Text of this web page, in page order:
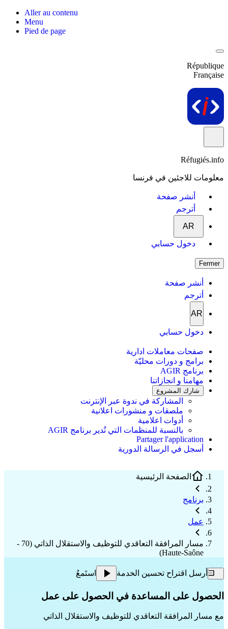
Aller au contenu
Menu
Pied de page
République
Française
Réfugiés.info
معلومات للاجئين في فرنسا
أنشر صفحة
أترجم
AR
دخول حسابي
Fermer
أنشر صفحة
أترجم
AR
دخول حسابي
صفحات معاملات ادارية
برامج و دورات محليّة
برنامج AGIR
مهامنا و انجازاتنا
شارك المشروع
المشاركة في ندوة عبر الإنترنت
ملصقات و منشورات اعلانية
أدوات اعلامية
بالنسبة للمنظمات التي تُدير برنامج AGIR
Partager l'application
أسجل في الرسالة الدورية
الصفحة الرئيسية
برنامج
عمل
مسار المرافقة التعاقدي للتوظيف والاستقلال الذاتي (70 -
Haute-Saône)
أرسل اقتراح تحسين الخدمة استَمعُ
الحصول على المساعدة في الحصول على عمل
مع مسار المرافقة التعاقدي للتوظيف والاستقلال الذاتي